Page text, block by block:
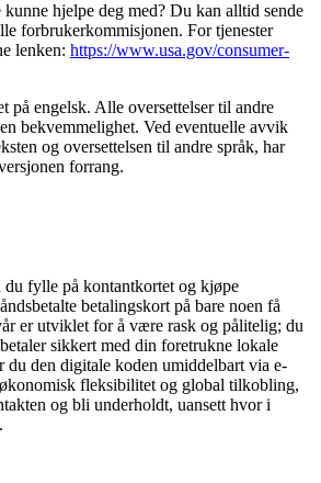
hjelpe deg med? Du kan alltid sende
forbrukerkommisjonen. For tjenester
lenken: https://www.usa.gov/consumer-
på engelsk. Alle oversettelser til andre
bekvemmelighet. Ved eventuelle avvik
og oversettelsen til andre språk, har
forrang.
du fylle på kontantkortet og kjøpe
betalingskort på bare noen få
er utviklet for å være rask og pålitelig; du
sikkert med din foretrukne lokale
du den digitale koden umiddelbart via e-
fleksibilitet og global tilkobling,
og bli underholdt, uansett hvor i